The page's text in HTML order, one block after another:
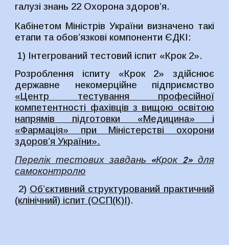
галузі знань 22 Охорона здоров’я.
Кабінетом Міністрів України визначено такі
етапи та обов’язкові компоненти ЄДКІ:
1) Інтегрований тестовий іспит «Крок 2».
Розроблення іспиту «Крок 2» здійснює
державне некомерційне підприємство
«Центр тестування професійної
компетентності фахівців з вищою освітою
напрямів підготовки «Медицина» і
«Фармація» при Міністерстві охорони
здоров’я України».
Перелік тестових завдань «Крок 2» для
самоконтролю
2) Об’єктивний структурований практичний
(клінічний) іспит (ОСП(К)І).